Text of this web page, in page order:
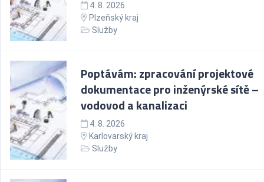
4. 8. 2026
Plzeňský kraj
Služby
Poptávám: zpracování projektové
dokumentace pro inženýrské sítě –
vodovod a kanalizaci
4. 8. 2026
Karlovarský kraj
Služby